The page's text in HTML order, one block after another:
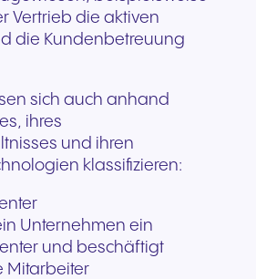
Vertrieb die aktiven
die Kundenbetreuung
sich auch anhand
ihres
und ihren
klassifizieren:
Unternehmen ein
und beschäftigt
Mitarbeiter